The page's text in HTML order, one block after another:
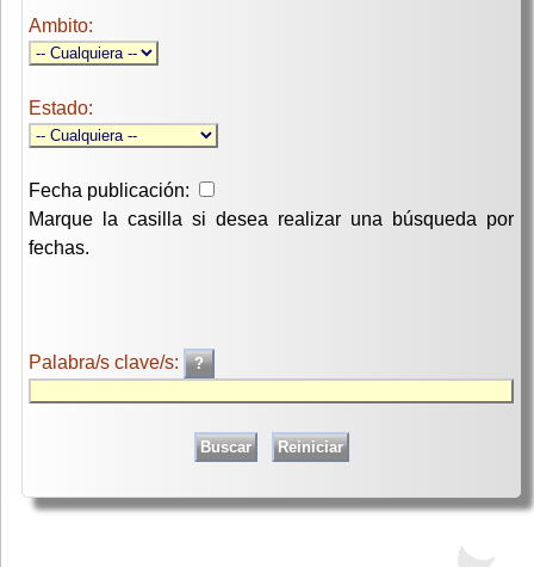
Ambito:
Estado:
Fecha publicación:
Marque la casilla si desea realizar una búsqueda por
fechas.
Palabra/s clave/s: